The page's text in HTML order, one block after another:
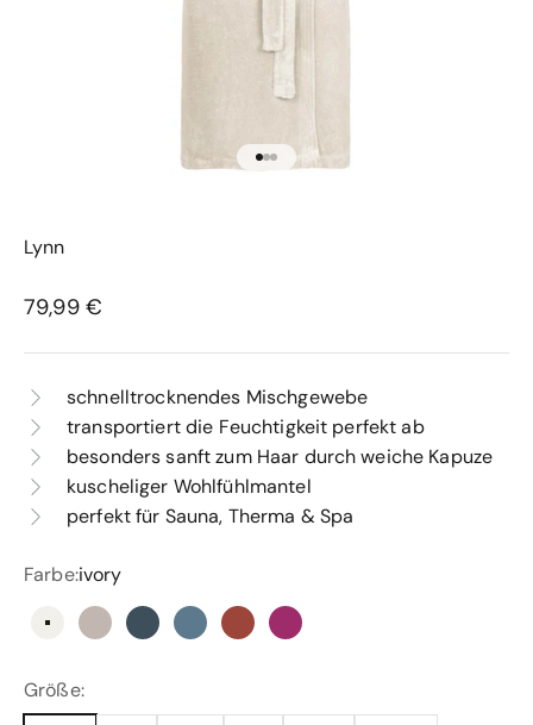
Gehe zu Element 1
Gehe zu Element
Gehe zu Element 67
Lynn
Angebot
79,99 €
schnelltrocknendes Mischgewebe
transportiert die Feuchtigkeit perfekt ab
besonders sanft zum Haar durch weiche Kapuze
kuscheliger Wohlfühlmantel
perfekt für Sauna, Therma & Spa
Farbe:ivory
ivorystonecadet blue
polo blue
terracranberry
Größe: